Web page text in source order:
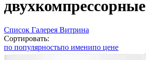
двухкомпрессорные
Список Галерея Витрина
Сортировать:
по популярностьпо именипо цене